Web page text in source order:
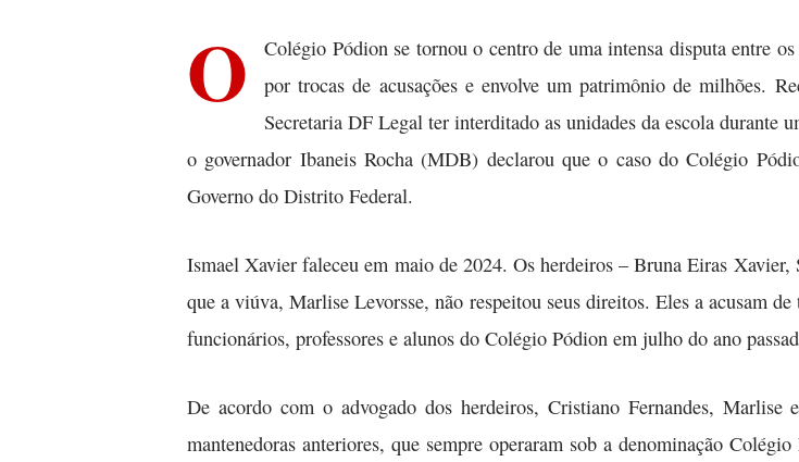
O
Colégio Pódion se tornou o centro de uma intensa disputa entre
por trocas de acusações e envolve um patrimônio de milhões.
Secretaria DF Legal ter interditado as unidades da escola durante
o governador Ibaneis Rocha (MDB) declarou que o caso do Colégio
Governo do Distrito Federal.
Ismael Xavier faleceu em maio de 2024. Os herdeiros – Bruna Eiras
que a viúva, Marlise Levorsse, não respeitou seus direitos. Eles a acusam
funcionários, professores e alunos do Colégio Pódion em julho do ano
De acordo com o advogado dos herdeiros, Cristiano Fernandes, Marlise
mantenedoras anteriores, que sempre operaram sob a denominação